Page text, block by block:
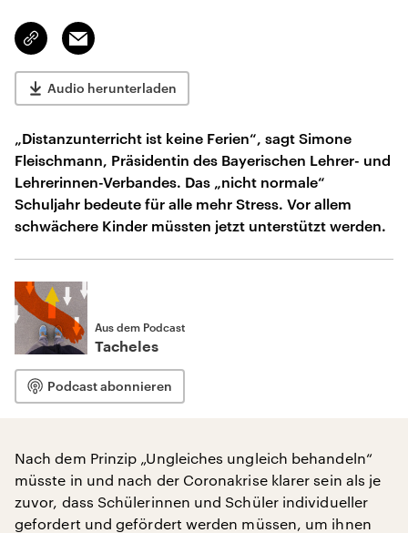
Link
kopieren/teilen
Email
Audio herunterladen
„Distanzunterricht ist keine Ferien“, sagt Simone
Fleischmann, Präsidentin des Bayerischen Lehrer- und
Lehrerinnen-Verbandes. Das „nicht normale“
Schuljahr bedeute für alle mehr Stress. Vor allem
schwächere Kinder müssten jetzt unterstützt werden.
Aus dem Podcast
Tacheles
Podcast abonnieren
Nach dem Prinzip „Ungleiches ungleich behandeln“
müsste in und nach der Coronakrise klarer sein als je
zuvor, dass Schülerinnen und Schüler individueller
gefordert und gefördert werden müssen, um ihnen